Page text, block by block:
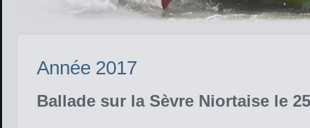
Année 2017
Ballade sur la Sèvre Niortaise le